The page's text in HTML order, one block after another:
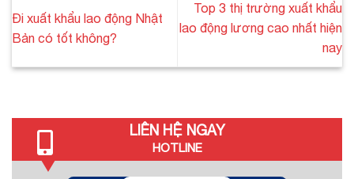
Đi xuất khẩu lao động Nhật
Bản có tốt không?
Top 3 thị trường xuất khẩu
lao động lương cao nhất hiện
nay
LIÊN HỆ NGAY
HOTLINE